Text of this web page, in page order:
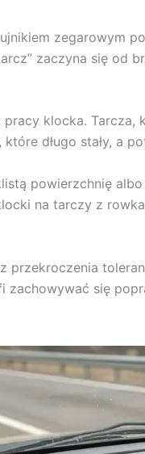
zegarowym
zaczyna się od
klocka. Tarcza,
długo stały, a
powierzchnię albo
na tarczy z
przekroczenia
zachowywać się